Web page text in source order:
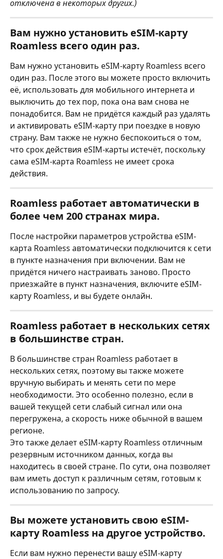
отключена в некоторых других.)
Вам нужно установить eSIM-карту
Roamless всего один раз.
Вам нужно установить eSIM-карту Roamless всего
один раз. После этого вы можете просто включить
её, использовать для мобильного интернета и
выключить до тех пор, пока она вам снова не
понадобится. Вам не придётся каждый раз удалять
и активировать eSIM-карту при поездке в новую
страну. Вам также не нужно беспокоиться о том,
что срок действия eSIM-карты истечёт, поскольку
сама eSIM-карта Roamless не имеет срока
действия.
Roamless работает автоматически в
более чем 200 странах мира.
После настройки параметров устройства eSIM-
карта Roamless автоматически подключится к сети
в пункте назначения при включении. Вам не
придётся ничего настраивать заново. Просто
приезжайте в пункт назначения, включите eSIM-
карту Roamless, и вы будете онлайн.
Roamless работает в нескольких сетях
в большинстве стран.
В большинстве стран Roamless работает в
нескольких сетях, поэтому вы также можете
вручную выбирать и менять сети по мере
необходимости. Это особенно полезно, если в
вашей текущей сети слабый сигнал или она
перегружена, а скорость ниже обычной в вашем
регионе.
Это также делает eSIM-карту Roamless отличным
резервным источником данных, когда вы
находитесь в своей стране. По сути, она позволяет
вам иметь доступ к различным сетям, готовым к
использованию по запросу.
Вы можете установить свою eSIM-
карту Roamless на другое устройство.
Если вам нужно перенести вашу eSIM-карту